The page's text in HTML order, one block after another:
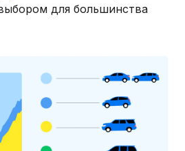
для большинства